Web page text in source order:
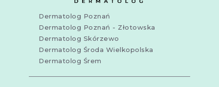
Dermatolog Poznań
Dermatolog Poznań - Złotowska
Dermatolog Skórzewo
Dermatolog Środa Wielkopolska
Dermatolog Śrem